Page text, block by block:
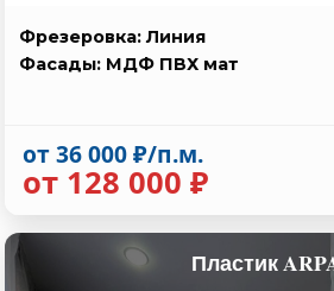
Фрезеровка: Линия
Фасады: МДФ ПВХ мат
от 36 000 ₽/п.м.
от 128 000 ₽
Пластик